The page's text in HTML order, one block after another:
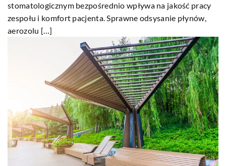
stomatologicznym bezpośrednio wpływa na jakość pracy
zespołu i komfort pacjenta. Sprawne odsysanie płynów,
aerozolu […]